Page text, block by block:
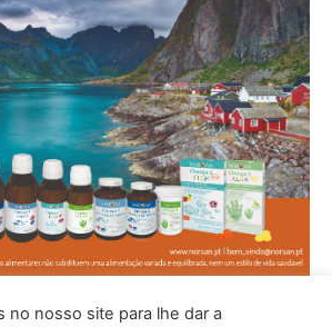
no nosso site para lhe dar a